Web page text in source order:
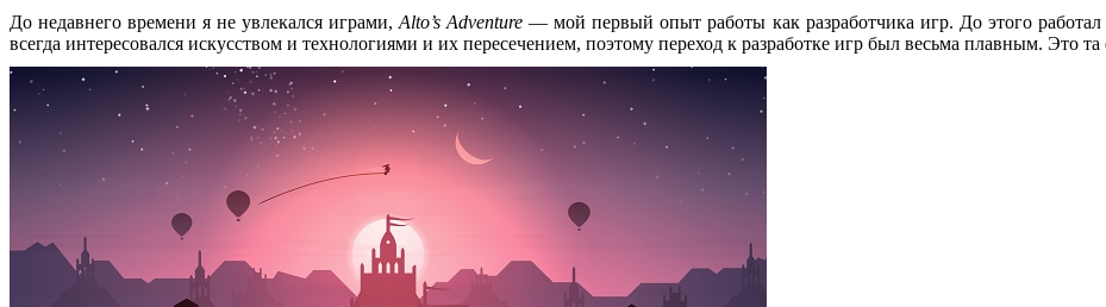
До недавнего времени я не увлекался играми,Alto’s Adventure — мой первый опыт работы как разработчика игр. До этого
всегда интересовался искусством и технологиями и их пересечением, поэтому переход к разработке игр был весьма плавным. Это та